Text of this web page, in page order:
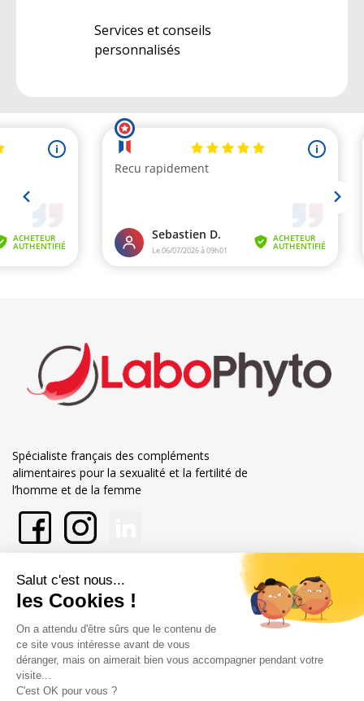
Services et conseils
personnalisés
Spécialiste français des compléments
alimentaires pour la sexualité et la fertilité de
l’homme et de la femme
En savoir plus sur Labophyto
Nos engagements
Informations
Marchand approuvé par la Société des Avis Garantis,
vérifier.